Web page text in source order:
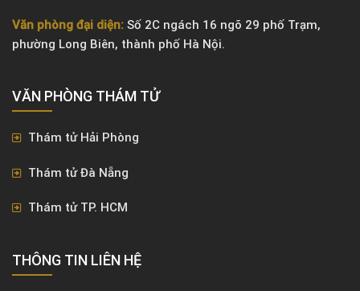
Văn phòng đại diện: Số 2C ngách 16 ngõ 29 phố Trạm,
phường Long Biên, thành phố Hà Nội.
VĂN PHÒNG ​THÁM TỬ
Thám tử Hải Phòng
Thám tử Đà Nẵng
Thám tử TP. HCM
THÔNG TIN LIÊN HỆ